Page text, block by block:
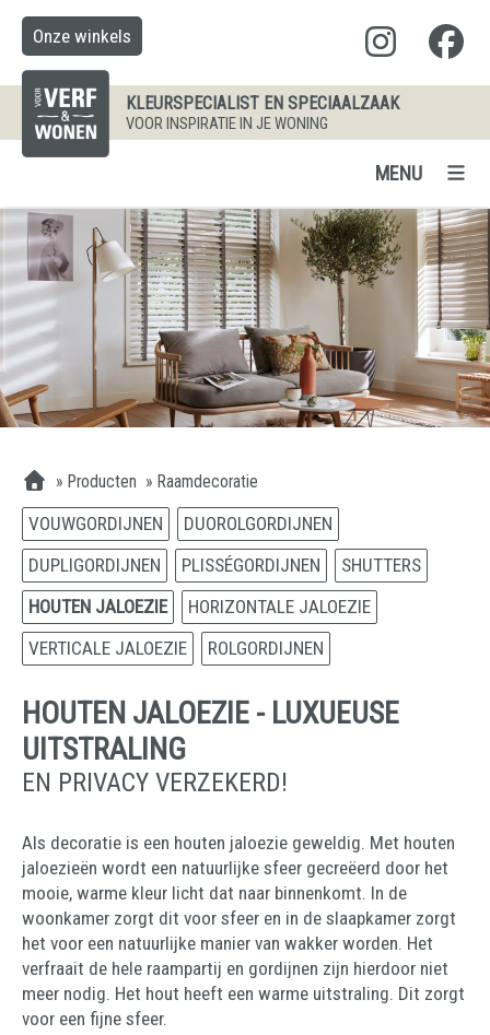
KLEURSPECIALIST EN SPECIAALZAAK
VOOR INSPIRATIE IN JE WONING
Onze winkels
MENU
» Producten » Raamdecoratie
VOUWGORDIJNEN
DUOROLGORDIJNEN
DUPLIGORDIJNEN
PLISSÉGORDIJNEN
SHUTTERS
HOUTEN JALOEZIE
HORIZONTALE JALOEZIE
VERTICALE JALOEZIE
ROLGORDIJNEN
HOUTEN JALOEZIE - LUXUEUSE
UITSTRALING
EN PRIVACY VERZEKERD!
Als decoratie is een houten jaloezie geweldig. Met houten
jaloezieën wordt een natuurlijke sfeer gecreëerd door het
mooie, warme kleur licht dat naar binnenkomt. In de
woonkamer zorgt dit voor sfeer en in de slaapkamer zorgt
het voor een natuurlijke manier van wakker worden. Het
verfraait de hele raampartij en gordijnen zijn hierdoor niet
meer nodig. Het hout heeft een warme uitstraling. Dit zorgt
voor een fijne sfeer.